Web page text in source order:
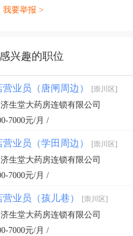
我要举报 >
兴趣的职位
营业员（唐闸周边） [崇川区]
生堂大药房连锁有限公司
7000元/月 /
营业员（学田周边） [崇川区]
生堂大药房连锁有限公司
7000元/月 /
营业员（孩儿巷） [崇川区]
生堂大药房连锁有限公司
7000元/月 /